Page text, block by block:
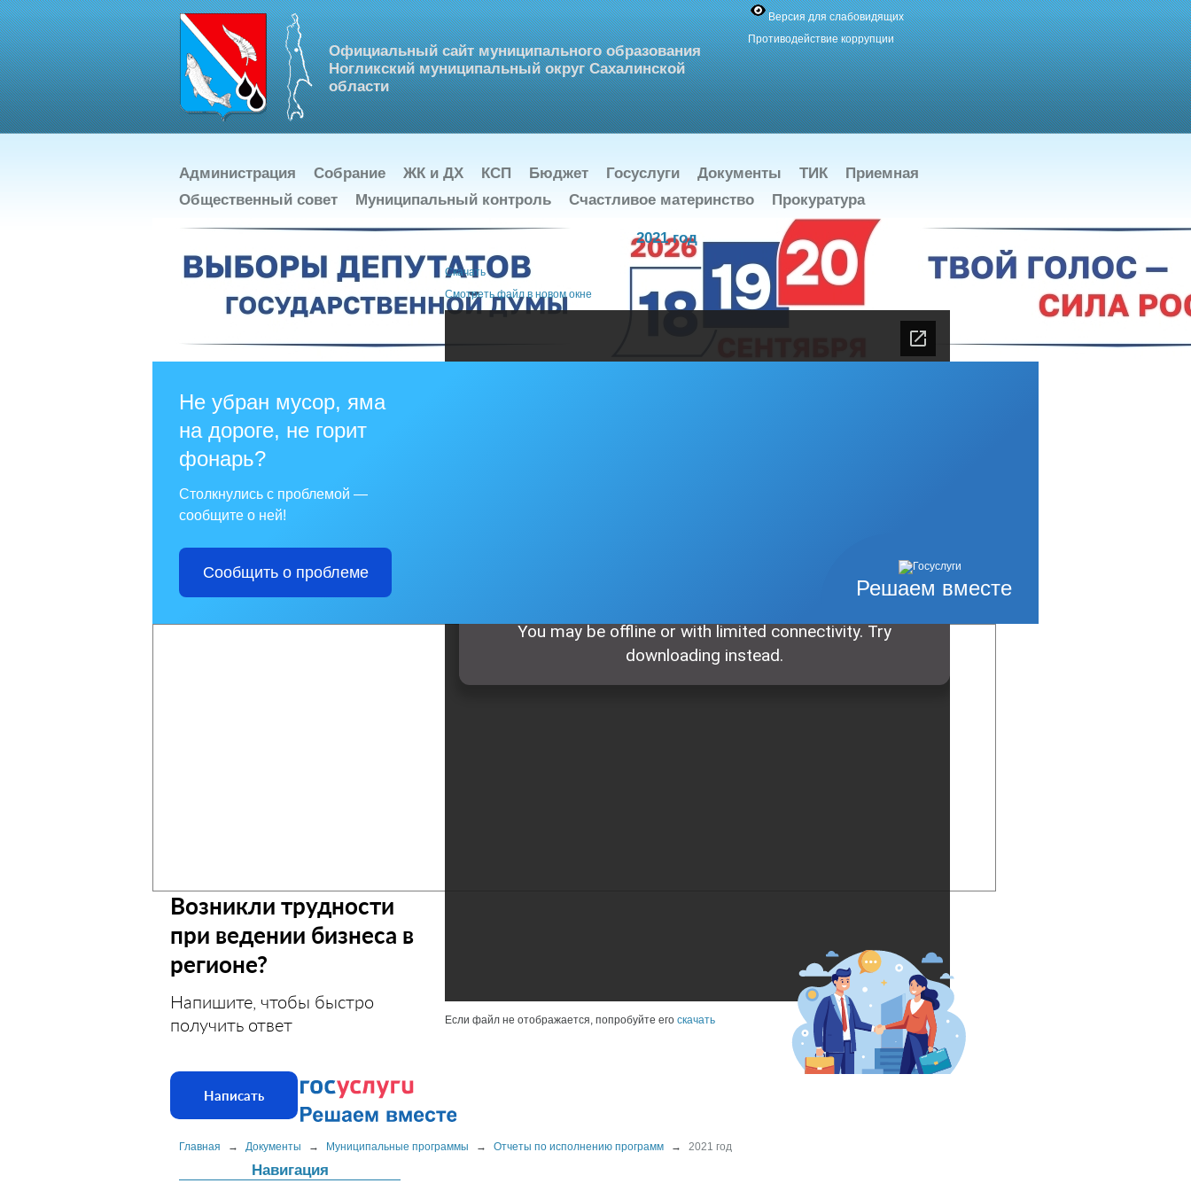
Официальный сайт муниципального образования
Ногликский муниципальный округ Сахалинской
области
Версия для слабовидящих
Противодействие коррупции
Администрация Собрание ЖК и ДХ КСП Бюджет Госуслуги Документы ТИК
Приемная
Общественный совет
Муниципальный контроль Счастливое материнство Прокуратура
Решаем вместе
Не убран мусор, яма
на дороге, не горит
фонарь?
Столкнулись с проблемой —
сообщите о ней!
Сообщить о проблеме
Возникли трудности
при ведении бизнеса в
регионе?
Напишите, чтобы быстро
получить ответ
Написать
Главная → Документы → Муниципальные программы → Отчеты по исполнению программ → 2021 год
Навигация
2021 год
Скачать
Cмотреть файл в новом окне
Если файл не отображается, попробуйте его скачать